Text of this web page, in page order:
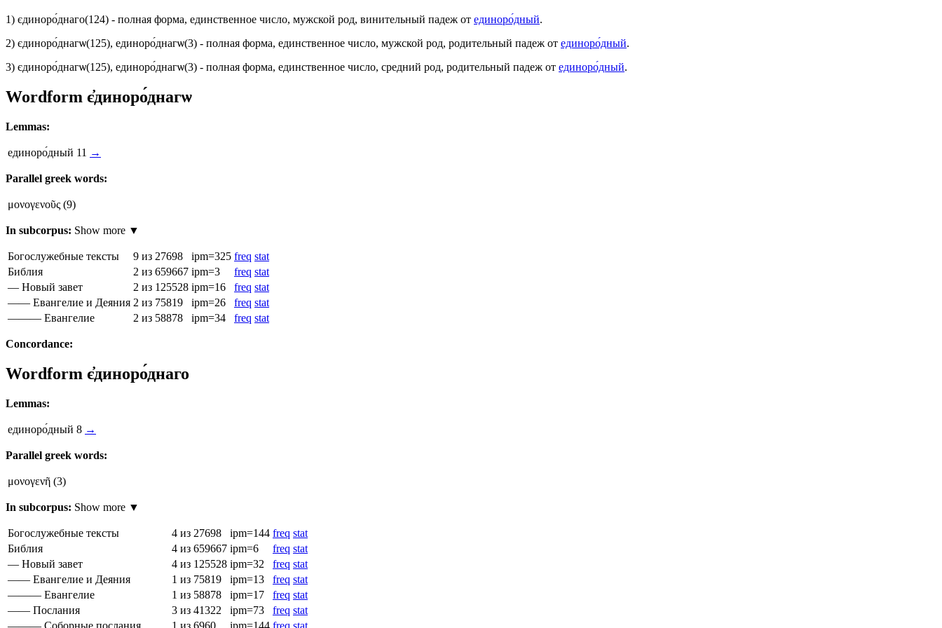
1) єдиноро́днаго(124) - полная форма, единственное число, мужской род, винительный падеж от единоро́дный.
2) єдиноро́днагѡ(125), единоро́днагѡ(3) - полная форма, единственное число, мужской род, родительный падеж от единоро́дный.
3) єдиноро́днагѡ(125), единоро́днагѡ(3) - полная форма, единственное число, средний род, родительный падеж от единоро́дный.
Wordform є҆диноро́днагѡ
Lemmas:
единоро́дный 11 →
Parallel greek words:
μονογενοῦς (9)
In subcorpus: Show more ▼
Богослужебные тексты 9 из 27698 ipm=325 freq stat
Библия
2 из 659667 ipm=3 freq stat
— Новый завет
2 из 125528 ipm=16 freq stat
—— Евангелие и Деяния 2 из 75819 ipm=26 freq stat
——— Евангелие
2 из 58878 ipm=34 freq stat
Concordance:
Wordform є҆диноро́днаго
Lemmas:
единоро́дный 8 →
Parallel greek words:
μονογενῆ (3)
In subcorpus: Show more ▼
Богослужебные тексты 4 из 27698 ipm=144 freq stat
Библия
4 из 659667 ipm=6 freq stat
— Новый завет
4 из 125528 ipm=32 freq stat
—— Евангелие и Деяния
1 из 75819 ipm=13 freq stat
——— Евангелие
1 из 58878 ipm=17 freq stat
—— Послания
3 из 41322 ipm=73 freq stat
——— Соборные послания
1 из 6960 ipm=144 freq stat